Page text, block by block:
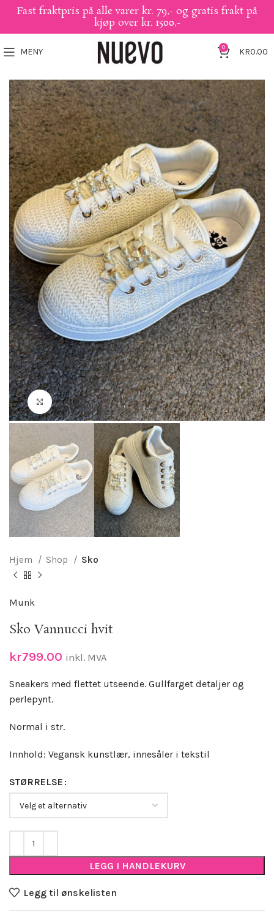
MENY 0 KR0.00
Se full størrelse
Hjem Shop Sko
Munk
Sko Vannucci hvit
kr799.00 inkl. MVA
Sneakers med flettet utseende. Gullfarget detaljer og
perlepynt.
Normal i str.
Innhold: Vegansk kunstlær, innesåler i tekstil
STØRRELSE
LEGG I HANDLEKURV
Legg til ønskelisten
Fast fraktpris på alle varer kr. 79,- og gratis frakt på
kjøp over kr. 1500,-